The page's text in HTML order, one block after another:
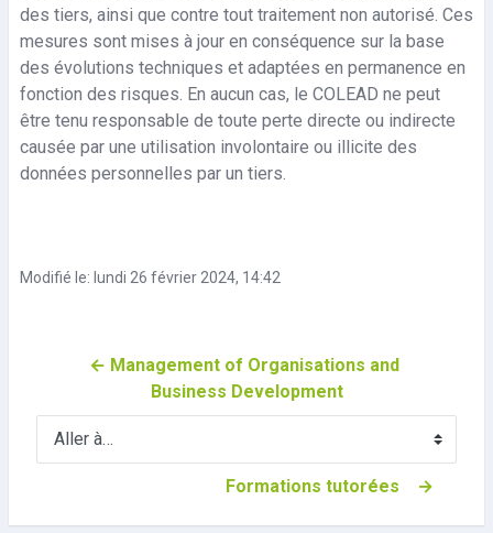
des tiers, ainsi que contre tout traitement non autorisé. Ces
mesures sont mises à jour en conséquence sur la base
des évolutions techniques et adaptées en permanence en
fonction des risques. En aucun cas, le COLEAD ne peut
être tenu responsable de toute perte directe ou indirecte
causée par une utilisation involontaire ou illicite des
données personnelles par un tiers.
Modifié le: lundi 26 février 2024, 14:42
← Management of Organisations and
Business Development
Aller à…
Formations tutorées    →